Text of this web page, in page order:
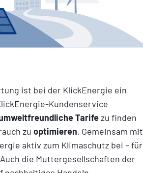
ist bei der KlickEnergie ein
Kundenservice
Tarifezu finden
zu optimieren. Gemeinsam mit
aktiv zum Klimaschutz bei – für
Auch die Muttergesellschaften der